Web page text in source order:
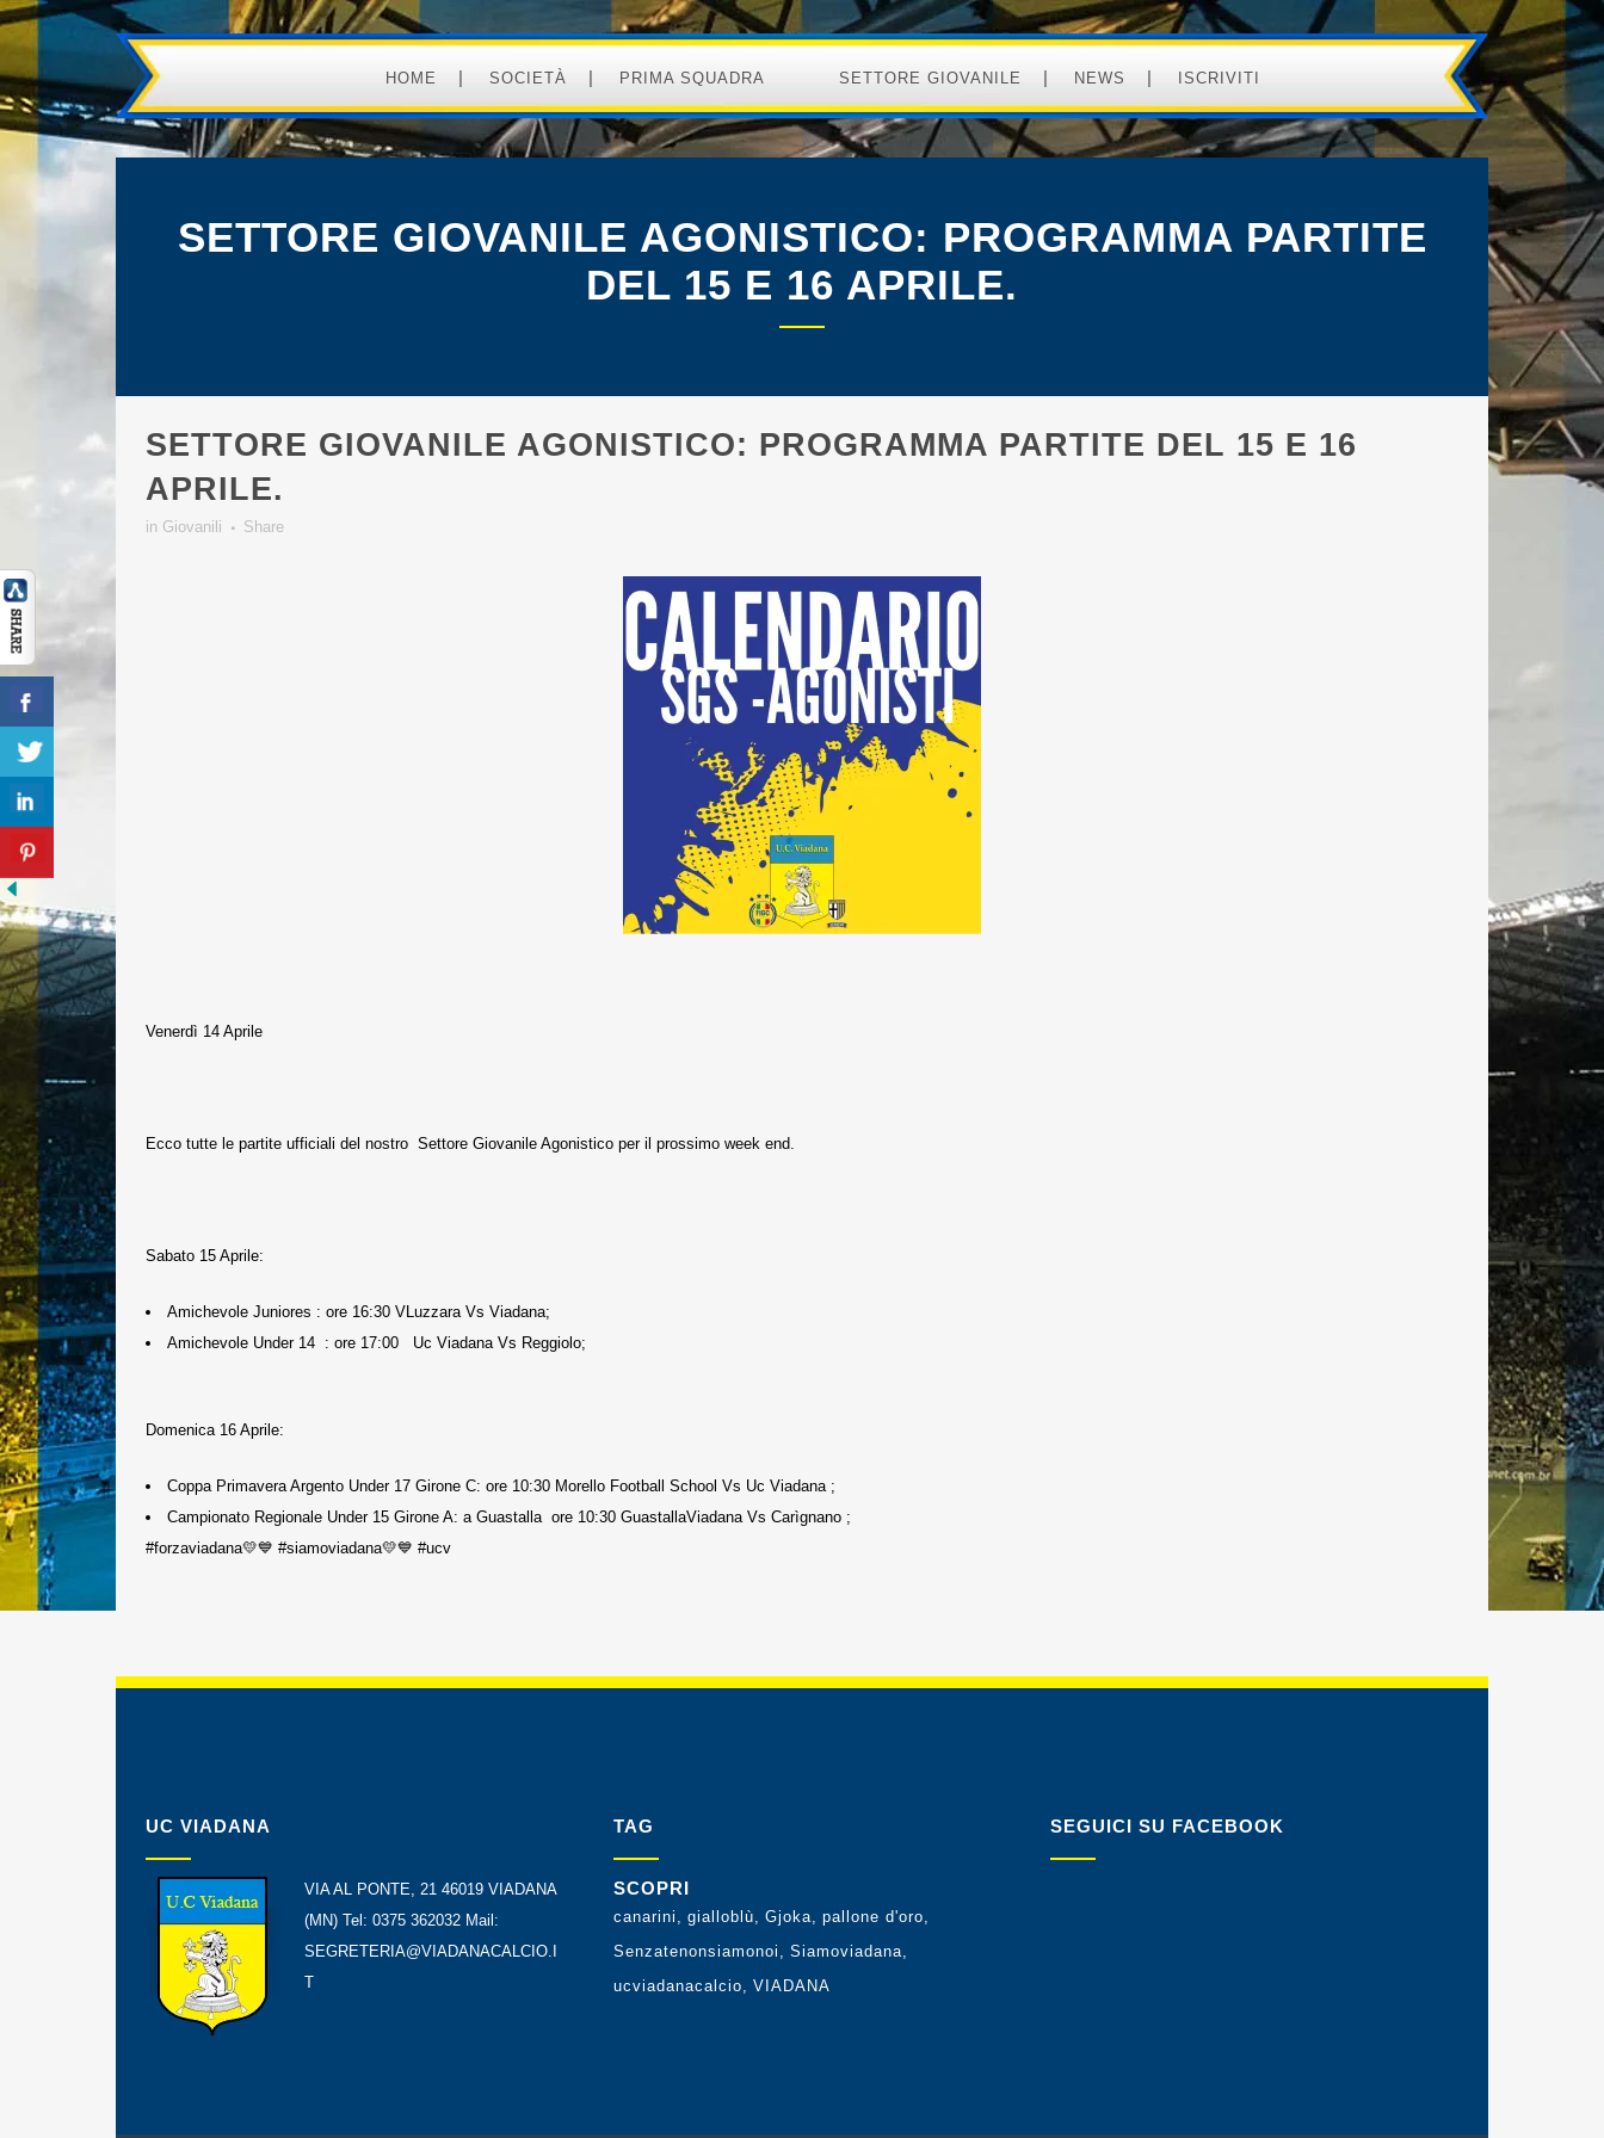
HOME SOCIETÀ PRIMA SQUADRA SETTORE GIOVANILE NEWS ISCRIVITI
SETTORE GIOVANILE AGONISTICO: PROGRAMMA PARTITE
DEL 15 E 16 APRILE.
SETTORE GIOVANILE AGONISTICO: PROGRAMMA PARTITE DEL 15 E 16
APRILE.
in Giovanili Share
Venerdì 14 Aprile
Ecco tutte le partite ufficiali del nostro Settore Giovanile Agonistico per il prossimo week end.
Sabato 15 Aprile:
Amichevole Juniores : ore 16:30 VLuzzara Vs Viadana;
Amichevole Under 14 : ore 17:00 Uc Viadana Vs Reggiolo;
Domenica 16 Aprile:
Coppa Primavera Argento Under 17 Girone C: ore 10:30 Morello Football School Vs Uc Viadana ;
Campionato Regionale Under 15 Girone A: a Guastalla ore 10:30 GuastallaViadana Vs Carìgnano ;
#forzaviadana💛💙 #siamoviadana💛💙 #ucv
UC VIADANA
VIA AL PONTE, 21 46019 VIADANA
(MN) Tel: 0375 362032 Mail:
SEGRETERIA@VIADANACALCIO.I
T
TAG
SCOPRI
canarini gialloblù Gjoka
pallone d'oro
Senzatenonsiamonoi
Siamoviadana
ucviadanacalcio
VIADANA
SEGUICI SU FACEBOOK